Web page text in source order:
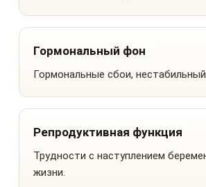
Гормональный фон
Гормональные сбои,
Репродуктивная функция
Трудности с наступлением
жизни.